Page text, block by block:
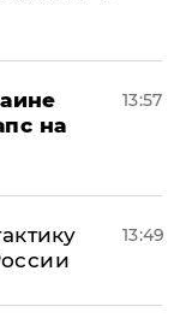
на
13:57
13:49